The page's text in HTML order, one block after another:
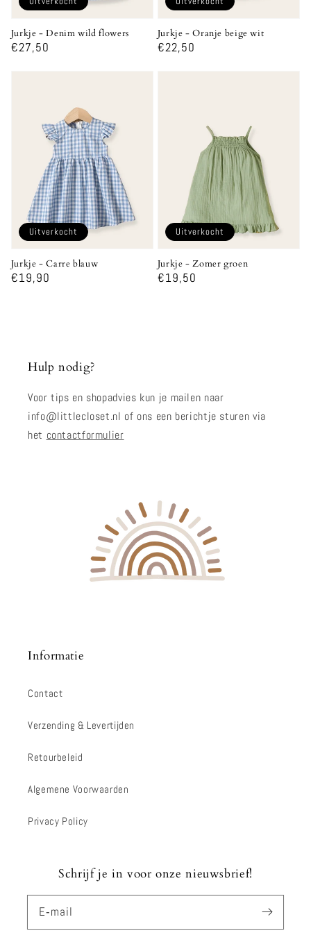
Jurkje - Denim wild flowers
Normale
€27,50
Jurkje - Oranje beige wit
Normale
€22,50
Jurkje - Carre blauw
Normale
€19,90
Uitverkocht
Jurkje - Zomer groen
Normale
€19,50
Uitverkocht
Hulp nodig?
Voor tips en shopadvies kun je mailen naar
info@littlecloset.nl of ons een berichtje sturen via
het contactformulier
Informatie
Contact
Verzending & Levertijden
Retourbeleid
Algemene Voorwaarden
Privacy Policy
Schrijf je in voor onze nieuwsbrief!
E‑mail